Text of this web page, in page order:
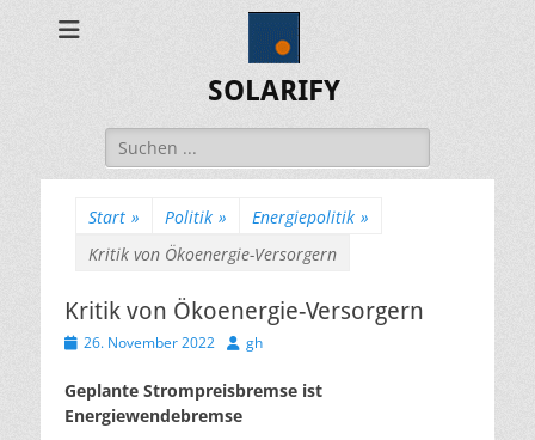
SOLARIFY
Suchen
nach:
Start » Politik » Energiepolitik »
Kritik von Ökoenergie-Versorgern
Kritik von Ökoenergie-Versorgern
Veröffentlicht
26. November 2022 Autor
gh
Geplante Strompreisbremse ist
Energiewendebremse